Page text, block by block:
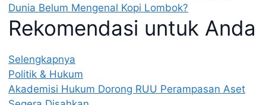
Dunia Belum Mengenal Kopi Lombok?
Rekomendasi untuk Anda
Selengkapnya
Politik & Hukum
Akademisi Hukum Dorong RUU Perampasan Aset